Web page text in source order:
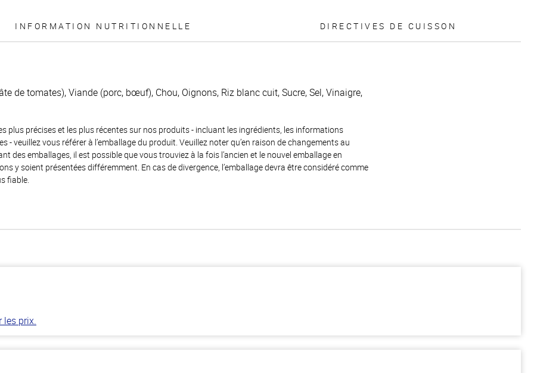
INFORMATION NUTRITIONNELLE DIRECTIVES DE CUISSON
de tomates), Viande (porc, bœuf), Chou, Oignons, Riz blanc cuit, Sucre, Sel, Vinaigre,
plus précises et les plus récentes sur nos produits - incluant les ingrédients, les informations
- veuillez vous référer à l’emballage du produit. Veuillez noter qu’en raison de changements au
des emballages, il est possible que vous trouviez à la fois l’ancien et le nouvel emballage en
y soient présentées différemment. En cas de divergence, l’emballage devra être considéré comme
fiable.
les prix.